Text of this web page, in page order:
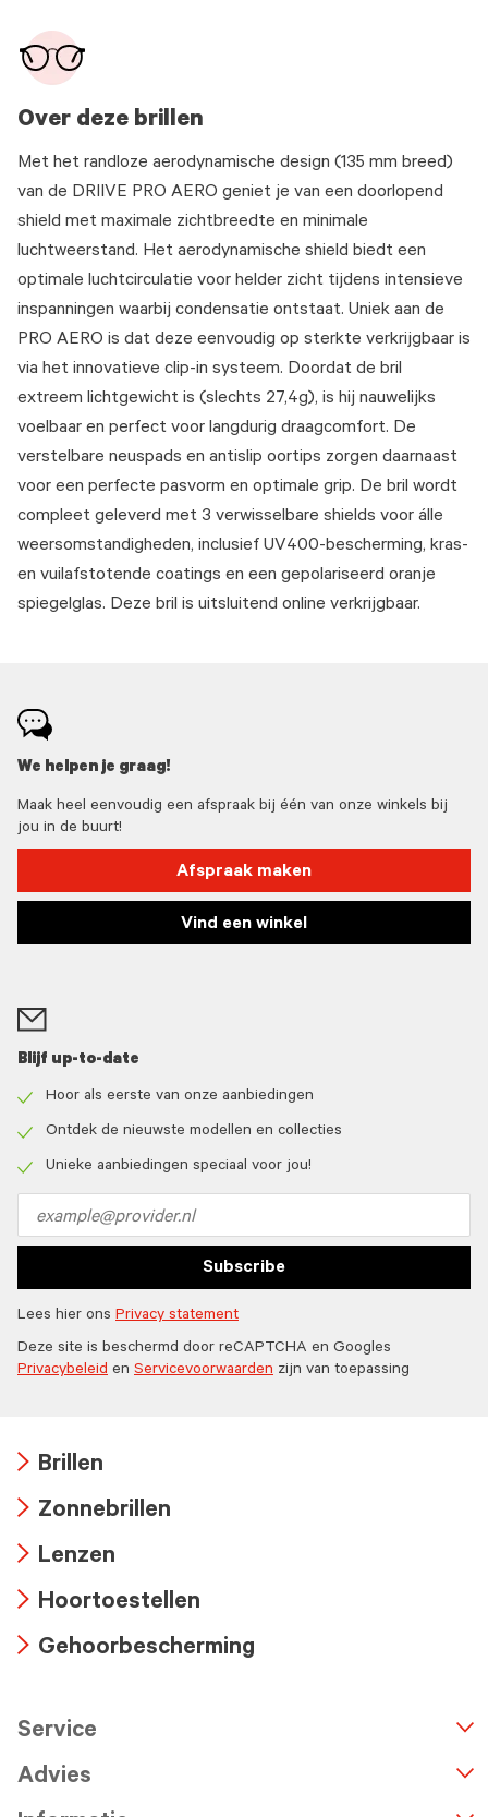
Over deze brillen
Met het randloze aerodynamische design (135 mm breed)
van de DRIIVE PRO AERO geniet je van een doorlopend
shield met maximale zichtbreedte en minimale
luchtweerstand. Het aerodynamische shield biedt een
optimale luchtcirculatie voor helder zicht tijdens intensieve
inspanningen waarbij condensatie ontstaat. Uniek aan de
PRO AERO is dat deze eenvoudig op sterkte verkrijgbaar is
via het innovatieve clip-in systeem. ​ ​Doordat de bril
extreem lichtgewicht is (slechts 27,4g), is hij nauwelijks
voelbaar en perfect voor langdurig draagcomfort. De
verstelbare neuspads en antislip oortips zorgen daarnaast
voor een perfecte pasvorm en optimale grip. De bril wordt
compleet geleverd met 3 verwisselbare shields voor álle
weersomstandigheden, inclusief UV400-bescherming, kras-
en vuilafstotende coatings en een gepolariseerd oranje
spiegelglas. ​ ​Deze bril is uitsluitend online verkrijgbaar.
We helpen je graag!
Maak heel eenvoudig een afspraak bij één van onze winkels bij
jou in de buurt!
Afspraak maken
Vind een winkel
Blijf up-to-date
icon
Hoor als eerste van onze aanbiedingen
icon
Ontdek de nieuwste modellen en collecties
Unieke aanbiedingen speciaal voor jou!
address
Subscribe
Lees hier ons Privacy statement
Deze site is beschermd door reCAPTCHA en Googles
Privacybeleid en Servicevoorwaarden zijn van toepassing
icon
Brillen
icon
Zonnebrillen
icon
Lenzen
icon
Hoortoestellen
Gehoorbescherming
Service
Advies